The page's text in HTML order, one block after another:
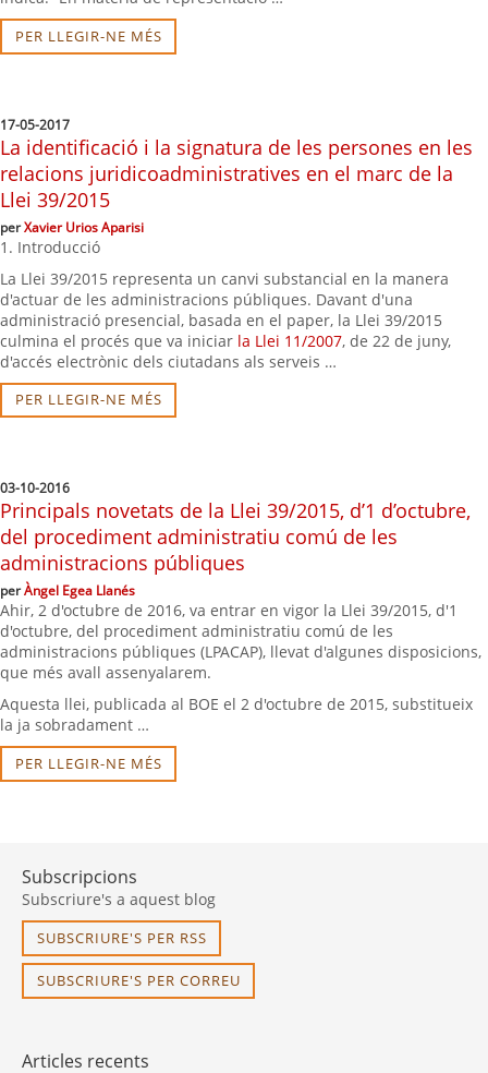
PER LLEGIR-NE MÉS
17-05-2017
La identificació i la signatura de les persones en les
relacions juridicoadministratives en el marc de la
Llei 39/2015
perXavier Urios Aparisi
1. Introducció
La Llei 39/2015 representa un canvi substancial en la manera
d'actuar de les administracions públiques. Davant d'una
administració presencial, basada en el paper, la Llei 39/2015
culmina el procés que va iniciar la Llei 11/2007, de 22 de juny,
d'accés electrònic dels ciutadans als serveis …
PER LLEGIR-NE MÉS
03-10-2016
Principals novetats de la Llei 39/2015, d’1 d’octubre,
del procediment administratiu comú de les
administracions públiques
perÀngel Egea Llanés
Ahir, 2 d'octubre de 2016, va entrar en vigor la Llei 39/2015, d'1
d'octubre, del procediment administratiu comú de les
administracions públiques (LPACAP), llevat d'algunes disposicions,
que més avall assenyalarem.
Aquesta llei, publicada al BOE el 2 d'octubre de 2015, substitueix
la ja sobradament …
PER LLEGIR-NE MÉS
Subscripcions
Subscriure's a aquest blog
SUBSCRIURE'S PER RSS
SUBSCRIURE'S PER CORREU
Articles recents